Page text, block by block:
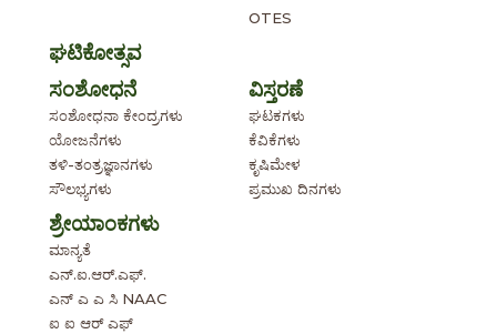
OTES
ಘಟಿಕೋತ್ಸವ
ಸಂಶೋಧನೆ
ಸಂಶೋಧನಾ ಕೇಂದ್ರಗಳು
ಯೋಜನೆಗಳು
ತಳಿ-ತಂತ್ರಜ್ಞಾನಗಳು
ಸೌಲಭ್ಯಗಳು
ವಿಸ್ತರಣೆ
ಘಟಕಗಳು
ಕೆವಿಕೆಗಳು
ಕೃಷಿಮೇಳ
ಪ್ರಮುಖ ದಿನಗಳು
ಶ್ರೇಯಾಂಕಗಳು
ಮಾನ್ಯತೆ
ಎನ್.ಐ.ಆರ್.ಎಫ್.
ಎನ್ ಎ ಎ ಸಿ NAAC
ಐ ಐ ಆರ್ ಎಫ್